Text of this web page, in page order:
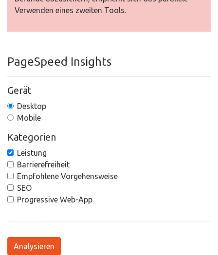
Verwenden eines zweiten Tools.
PageSpeed Insights
Gerät
Desktop
Mobile
Kategorien
Leistung
Barrierefreiheit
Empfohlene Vorgehensweise
SEO
Progressive Web-App
Analysieren